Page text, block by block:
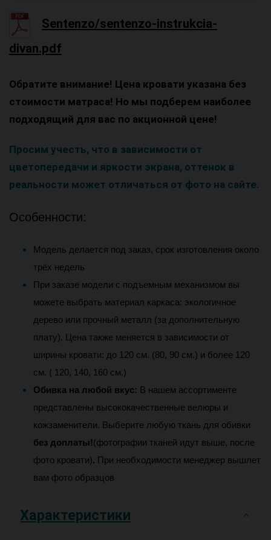
Sentenzo/sentenzo-instrukcia-
divan.pdf
Обратите внимание! Цена кровати указана без
стоимости матраса! Но мы подберем наиболее
подходящий для вас по акционной цене!
Просим учесть, что в зависимости от
цветопередачи и яркости экрана, оттенок в
реальности может отличаться от фото на сайте.
Особенности:
Модель делается под заказ, срок изготовления около
трёх недель
При заказе модели с подъемным механизмом вы
можете выбрать материал каркаса: экологичное
дерево или прочный металл (за дополнительную
плату). Цена также меняется в зависимости от
ширины кровати: до 120 см. (80, 90 см.) и более 120
см. ( 120, 140, 160 см.)
Обивка на любой вкус: В нашем ассортименте
представлены высококачественные велюры и
кожзаменители.
без доплаты!(фотографии тканей идут выше, после
фото кровати). При необходимости менеджер вышлет
вам фото образцов
Характеристики